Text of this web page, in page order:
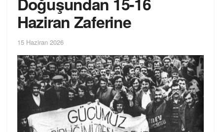
Haziran Zaferine
15 Haziran 2026